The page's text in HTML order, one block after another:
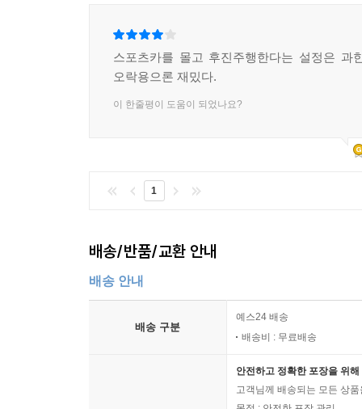
스포츠카를 몰고 후진주행한다는 설정은 과
오락용으론 재밌다.
이 한줄평이 도움이 되었나요?
1
배송/반품/교환 안내
배송 안내
배송 구분
예스24 배송
배송비 : 무료배송
안전하고 정확한 포장을 위
고객님께 배송되는 모든 상